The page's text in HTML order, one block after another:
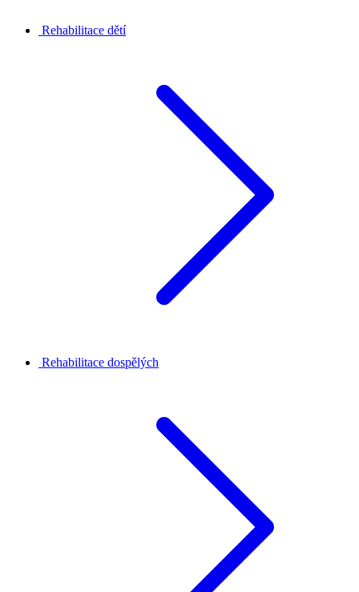
Rehabilitace dětí
Rehabilitace dospělých